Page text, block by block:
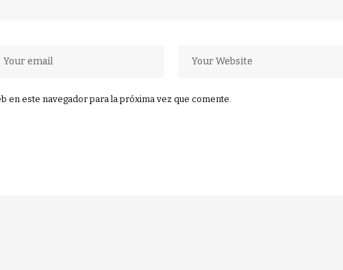
en este navegador para la próxima vez que comente.